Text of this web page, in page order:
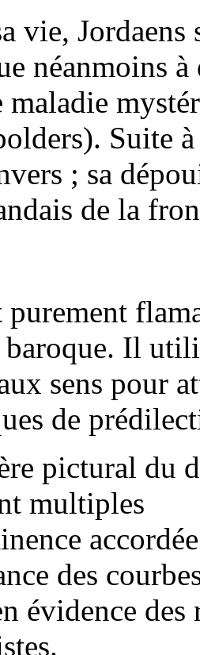
vie, Jordaens
néanmoins
maladie
Suite
; sa
de la
purement
Il
sens pour
de
pictural du
multiples
des
évidence